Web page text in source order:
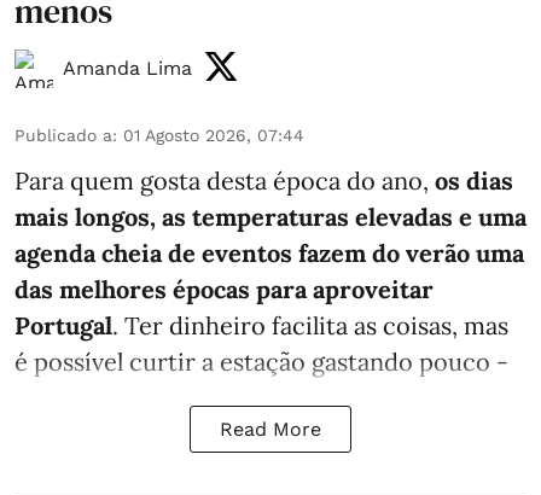
menos
Amanda Lima
Publicado a: 01 Agosto 2026, 07:44
Para quem gosta desta época do ano, os dias
mais longos, as temperaturas elevadas e uma
agenda cheia de eventos fazem do verão uma
das melhores épocas para aproveitar
Portugal. Ter dinheiro facilita as coisas, mas
é possível curtir a estação gastando pouco -
Read More